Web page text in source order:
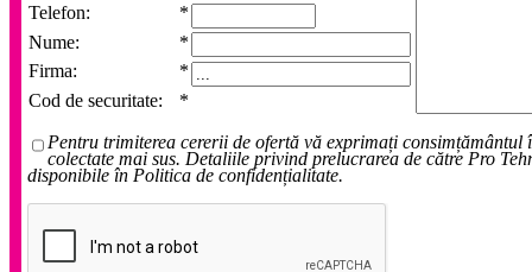
Telefon:
*
Nume:
*
Firma:
*
Cod de securitate:
*
Pentru trimiterea cererii de ofertă vă exprimați
colectate mai sus. Detaliile privind prelucrarea de către Pro
disponibile în Politica de confidențialitate.